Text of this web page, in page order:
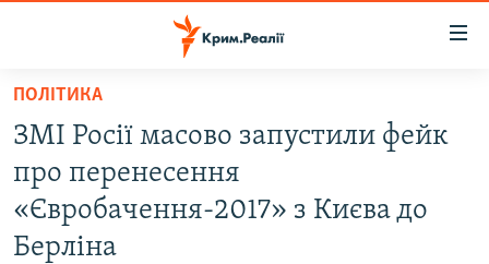
Перейти
основного
матеріалу
Перейти
до
основної
ВІДЕО ТА ФОТО
ПОЛІТИКА
ПОЛІТИКА
ЗМІ Росії масово запустили фейк
про перенесення
«Євробачення-2017» з Києва до
Берліна